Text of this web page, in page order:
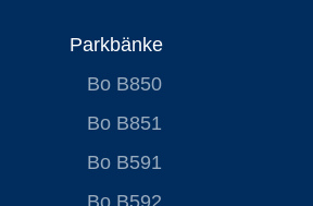
Parkbänke
Bo B850
Bo B851
Bo B591
Bo B592